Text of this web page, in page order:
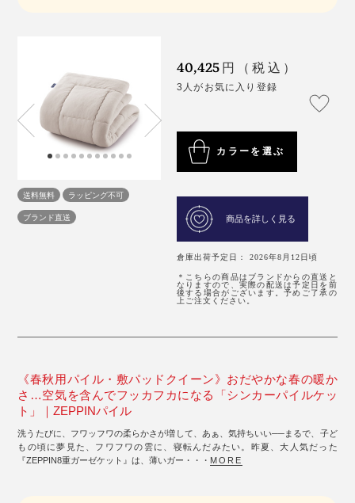
送料無料
ラッピング不可
ブランド直送
40,425 円（税込）
3人がお気に入り登録
カラーを選ぶ
商品を詳しく見る
倉庫出荷予定日： 2026年8月12日頃
＊こちらの商品はブランドからの直送と
なりますので、実際の配送は予定日を前
後する場合がございます。予めご了承の
上ご注文ください。
《春秋用パイル・敷パッドクイーン》おだやかな春の暖か
さ…空気を含んでフッカフカになる「シンカーパイルケッ
ト」｜ZEPPINパイル
洗うたびに、フワッフワの柔らかさが増して、あぁ、気持ちいい──まるで、子ど
もの頃に夢見た、フワフワの雲に、寝転んだみたい。昨夏、大人気だった
『ZEPPIN8重ガーゼケット』は、薄いガー・・・ MORE